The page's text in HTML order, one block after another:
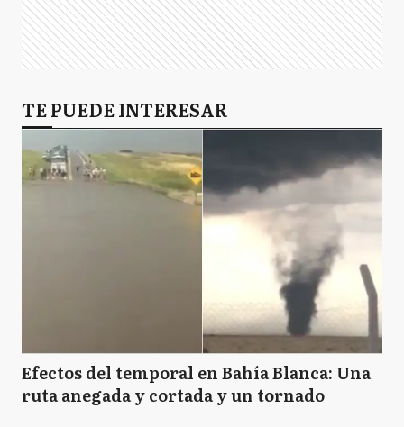
TE PUEDE INTERESAR
Efectos del temporal en Bahía Blanca: Una
ruta anegada y cortada y un tornado